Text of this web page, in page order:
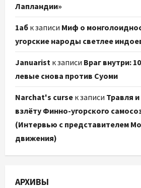
Лапландии»
1аб к записи Миф о
угорские народы светлее
Januarist к записи Враг внутри:
левые снова против Суоми
Narchat's curse к записи Травля и
взлёту Финно-угорского
(Интервью с представителем
движения)
АРХИВЫ